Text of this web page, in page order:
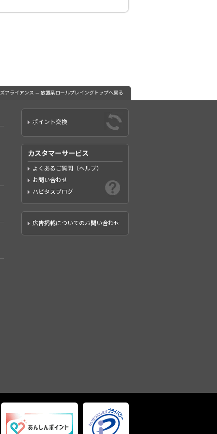
アライアンス — 放置系ロールプレイングトップへ戻る
ポイント交換
カスタマーサービス
よくあるご質問（ヘルプ）
お問い合わせ
ハピタスブログ
広告掲載についてのお問い合わせ